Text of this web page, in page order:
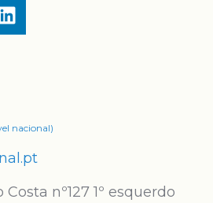
nacional)
nº127 1º esquerdo